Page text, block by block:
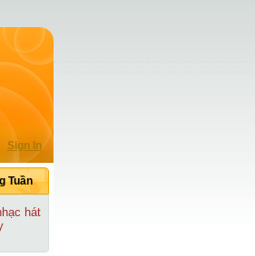
Sign In
Tuần
hát